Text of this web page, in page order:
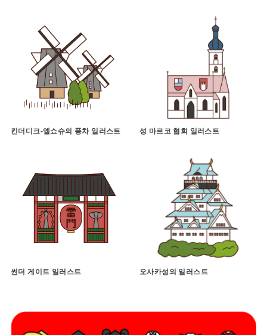
킨더디크-엘쇼슈의 풍차 일러스트 성 마르코 협회 일러스트
썬더 게이트 일러스트 오사카성의 일러스트